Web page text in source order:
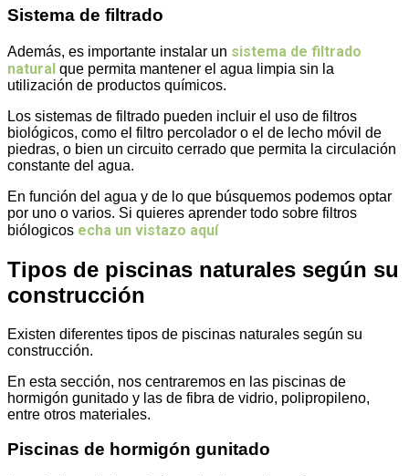
Sistema de filtrado
Además, es importante instalar un sistema de filtrado
natural que permita mantener el agua limpia sin la
utilización de productos químicos.
Los sistemas de filtrado pueden incluir el uso de filtros
biológicos, como el filtro percolador o el de lecho móvil de
piedras, o bien un circuito cerrado que permita la circulación
constante del agua.
En función del agua y de lo que búsquemos podemos optar
por uno o varios. Si quieres aprender todo sobre filtros
biólogicos echa un vistazo aquí
Tipos de piscinas naturales según su
construcción
Existen diferentes tipos de piscinas naturales según su
construcción.
En esta sección, nos centraremos en las piscinas de
hormigón gunitado y las de fibra de vidrio, polipropileno,
entre otros materiales.
Piscinas de hormigón gunitado